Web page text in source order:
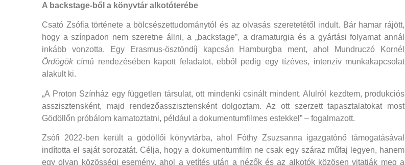
A backstage-ből a könyvtár alkotóterébe
Csató Zsófia története a bölcsészettudománytól és az olvasás szeretetétől indult. Bár hamar rájött,
hogy a színpadon nem szeretne állni, a „backstage”, a dramaturgia és a gyártási folyamat annál
inkább vonzotta. Egy Erasmus-ösztöndíj kapcsán Hamburgba ment, ahol Mundruczó Kornél
Ördögökcímű rendezésében kapott feladatot, ebből pedig egy tízéves, intenzív munkakapcsolat
alakult ki.
„A Proton Színház egy független társulat, ott mindenki csinált mindent. Alulról kezdtem, produkciós
asszisztensként, majd rendezőasszisztensként dolgoztam. Az ott szerzett tapasztalatokat most
Gödöllőn próbálom kamatoztatni, például a dokumentumfilmes estekkel” – fogalmazott.
Zsófi 2022-ben került a gödöllői könyvtárba, ahol Fóthy Zsuzsanna igazgatónő támogatásával
indította el saját sorozatát. Célja, hogy a dokumentumfilm ne csak egy száraz műfaj legyen, hanem
egy olyan közösségi esemény, ahol a vetítés után a nézők és az alkotók közösen vitatják meg a